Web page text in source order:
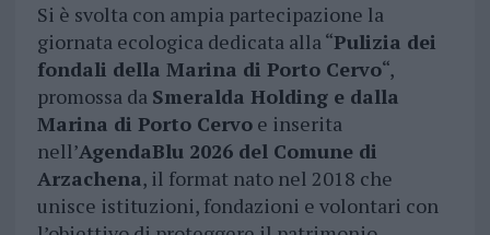
Si è svolta con ampia partecipazione la
giornata ecologica dedicata alla “Pulizia dei
fondali della Marina di Porto Cervo“,
promossa da Smeralda Holding e dalla
Marina di Porto Cervoe inserita
nell’AgendaBlu 2026 del Comune di
Arzachena, il format nato nel 2018 che
unisce istituzioni, fondazioni e volontari con